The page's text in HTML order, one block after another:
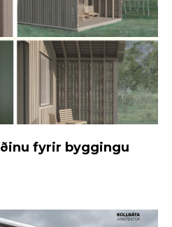
fyrir byggingu